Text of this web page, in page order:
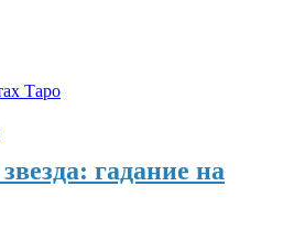
Таро
гадание на